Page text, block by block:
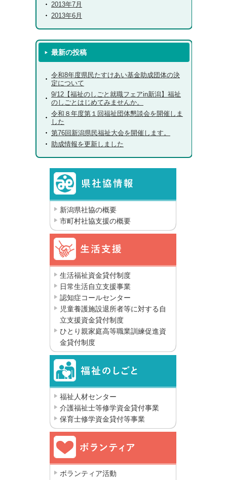
2013年7月
2013年6月
最新の投稿
令和8年度県民たすけあい基金助成団体の決
定について
9/12【福祉のしごと就職フェアin新潟】福祉
のしごとはじめてみませんか。
令和８年度第１回福祉団体懇談会を開催しま
した
第76回新潟県民福祉大会を開催します。
助成情報を更新しました
新潟県社協の概要
市町村社協支援の概要
生活福祉資金貸付制度
日常生活自立支援事業
認知症コールセンター
児童養護施設退所者等に対する自
立支援資金貸付制度
ひとり親家庭高等職業訓練促進資
金貸付制度
福祉人材センター
介護福祉士等修学資金貸付事業
保育士修学資金貸付等事業
ボランティア活動